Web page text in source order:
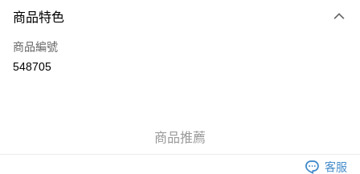
信用卡
Apple Pay
商品特色
商品編號
548705
商品推薦
客服